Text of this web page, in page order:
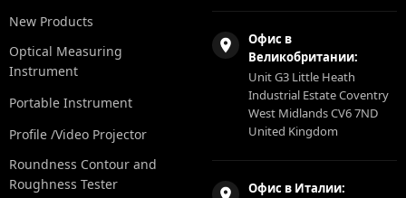
New Products
Optical Measuring
Instrument
Portable Instrument
Profile /Video Projector
Roundness Contour and
Roughness Tester
Офис в
Великобритании:
Unit G3 Little Heath
Industrial Estate Coventry
West Midlands CV6 7ND
United Kingdom
Офис в Италии: